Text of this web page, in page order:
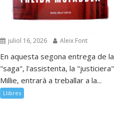
juliol 16, 2026 Aleix Font
En aquesta segona entrega de la
"saga", l'assistenta, la "justiciera"
Millie, entrarà a treballar a la...
Llibres